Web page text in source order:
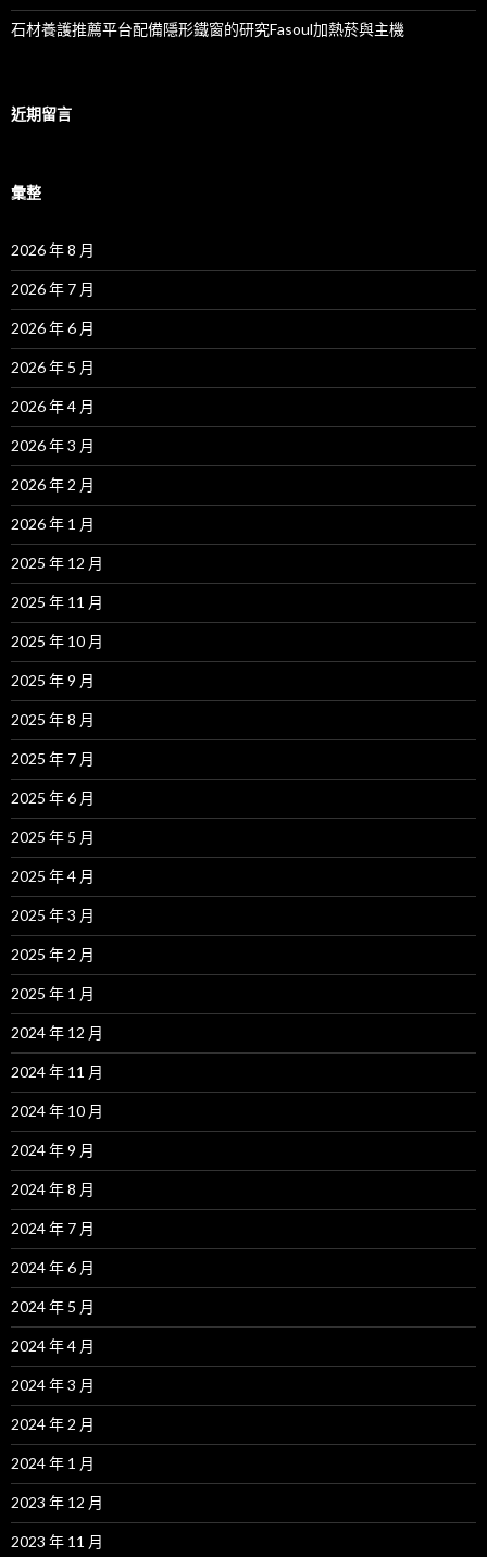
石材養護推薦平台配備隱形鐵窗的研究Fasoul加熱菸與主機
近期留言
彙整
2026 年 8 月
2026 年 7 月
2026 年 6 月
2026 年 5 月
2026 年 4 月
2026 年 3 月
2026 年 2 月
2026 年 1 月
2025 年 12 月
2025 年 11 月
2025 年 10 月
2025 年 9 月
2025 年 8 月
2025 年 7 月
2025 年 6 月
2025 年 5 月
2025 年 4 月
2025 年 3 月
2025 年 2 月
2025 年 1 月
2024 年 12 月
2024 年 11 月
2024 年 10 月
2024 年 9 月
2024 年 8 月
2024 年 7 月
2024 年 6 月
2024 年 5 月
2024 年 4 月
2024 年 3 月
2024 年 2 月
2024 年 1 月
2023 年 12 月
2023 年 11 月